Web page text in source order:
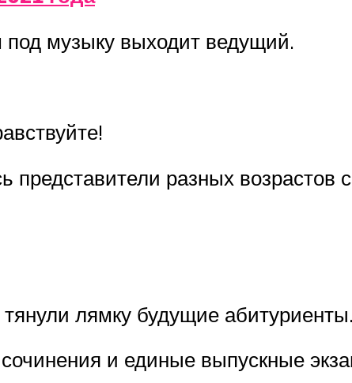
музыку выходит ведущий.
представители разных
лямку будущие абитуриенты.
и единые выпускные